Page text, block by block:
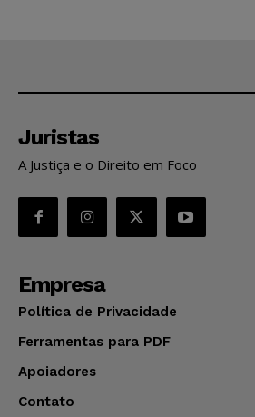
Juristas
A Justiça e o Direito em Foco
Empresa
Política de Privacidade
Ferramentas para PDF
Apoiadores
Contato